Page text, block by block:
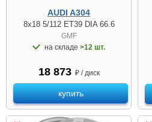
AUDI A304
8x18 5/112 ET39 DIA 66.6
GMF
на складе >12 шт.
18 873 ₽ / диск
купить